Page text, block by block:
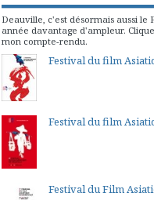
Deauville, c'est désormais aussi
année davantage d'ampleur.
mon compte-rendu.
Festival du film
Festival du film
Festival du Film